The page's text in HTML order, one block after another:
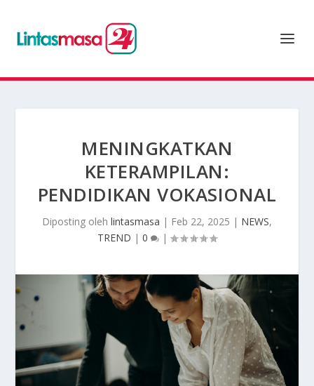
MENINGKATKAN
KETERAMPILAN:
PENDIDIKAN VOKASIONAL
Diposting oleh lintasmasa | Feb 22, 2025 | NEWS,
TREND | 0 |